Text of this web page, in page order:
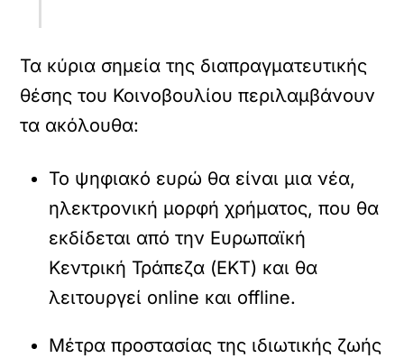
Τα κύρια σημεία της διαπραγματευτικής
θέσης του Κοινοβουλίου περιλαμβάνουν
τα ακόλουθα:
Το ψηφιακό ευρώ θα είναι μια νέα,
ηλεκτρονική μορφή χρήματος, που θα
εκδίδεται από την Ευρωπαϊκή
Κεντρική Τράπεζα (ΕΚΤ) και θα
λειτουργεί online και offline.
Μέτρα προστασίας της ιδιωτικής ζωής